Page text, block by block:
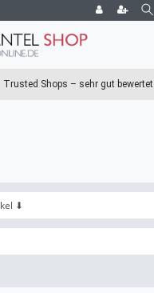
Trusted Shops – sehr gut bewertet